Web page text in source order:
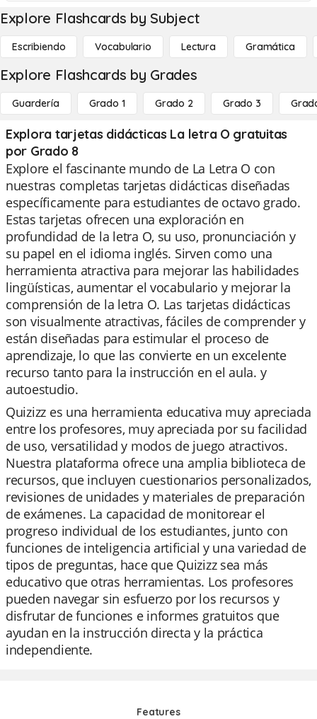
Explore Flashcards by Subject
Escribiendo Vocabulario Lectura Gramática
Explore Flashcards by Grades
Guardería Grado 1 Grado 2 Grado 3
Explora tarjetas didácticas La letra O gratuitas
por Grado 8
Explore el fascinante mundo de La Letra O con
nuestras completas tarjetas didácticas diseñadas
específicamente para estudiantes de octavo grado.
Estas tarjetas ofrecen una exploración en
profundidad de la letra O, su uso, pronunciación y
su papel en el idioma inglés. Sirven como una
herramienta atractiva para mejorar las habilidades
lingüísticas, aumentar el vocabulario y mejorar la
comprensión de la letra O. Las tarjetas didácticas
son visualmente atractivas, fáciles de comprender y
están diseñadas para estimular el proceso de
aprendizaje, lo que las convierte en un excelente
recurso tanto para la instrucción en el aula. y
autoestudio.
Quizizz es una herramienta educativa muy apreciada
entre los profesores, muy apreciada por su facilidad
de uso, versatilidad y modos de juego atractivos.
Nuestra plataforma ofrece una amplia biblioteca de
recursos, que incluyen cuestionarios personalizados,
revisiones de unidades y materiales de preparación
de exámenes. La capacidad de monitorear el
progreso individual de los estudiantes, junto con
funciones de inteligencia artificial y una variedad de
tipos de preguntas, hace que Quizizz sea más
educativo que otras herramientas. Los profesores
pueden navegar sin esfuerzo por los recursos y
disfrutar de funciones e informes gratuitos que
ayudan en la instrucción directa y la práctica
independiente.
Features